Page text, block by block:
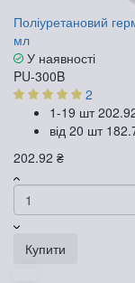
Поліуретановий
мл
У наявності
PU-300B
2
1-19 шт
від 20 шт
202.92 ₴
Купити